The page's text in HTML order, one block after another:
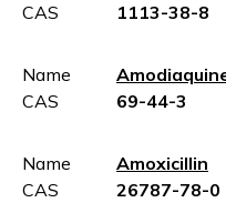
CAS
1113-38-8
Name
CAS
69-44-3
Name
Amoxicillin
CAS
26787-78-0